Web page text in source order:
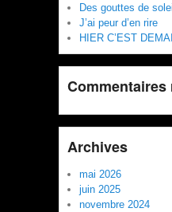
Des gouttes de
J’ai peur d’en rire
HIER C’EST
Commentaires
Archives
mai 2026
juin 2025
novembre 2024